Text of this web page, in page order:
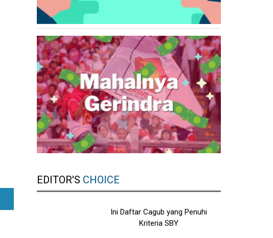
EDITOR'S CHOICE
Ini Daftar Cagub yang Penuhi
Kriteria SBY